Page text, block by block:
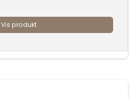
Vis produkt